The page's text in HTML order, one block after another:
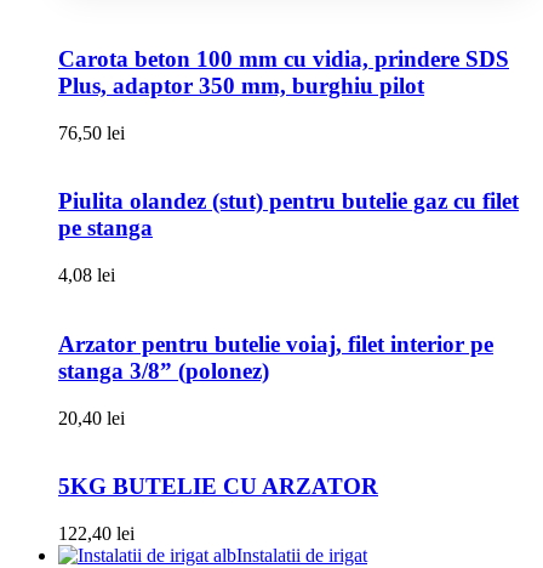
Carota beton 100 mm cu vidia, prindere SDS
Plus, adaptor 350 mm, burghiu pilot
76,50 lei
Piulita olandez (stut) pentru butelie gaz cu filet
pe stanga
4,08 lei
Arzator pentru butelie voiaj, filet interior pe
stanga 3/8” (polonez)
20,40 lei
5KG BUTELIE CU ARZATOR
122,40 lei
Instalatii de irigat